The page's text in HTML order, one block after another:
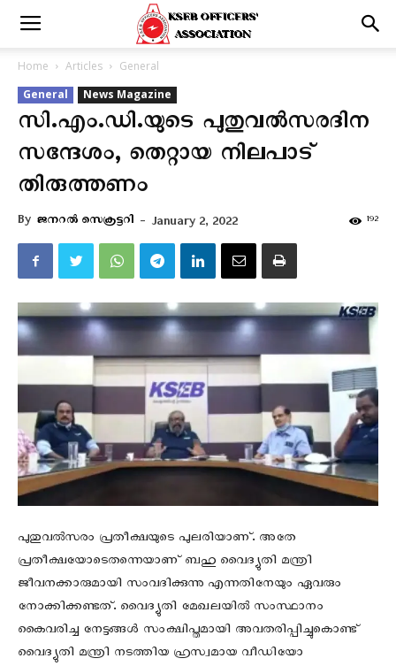
Home Articles
General
General
News Magazine
സി.എം.ഡി.യുടെ പുതുവല്‍സരദിന
സന്ദേശം, തെറ്റായ നിലപാട്
തിരുത്തണം
By ജനറല്‍ സെക്രട്ടറി - January 2, 2022 192
പുതുവല്‍സരം പ്രതീക്ഷയുടെ പുലരിയാണ്. അതേ
പ്രതീക്ഷയോടെതന്നെയാണ് ബഹു വൈദ്യുതി മന്ത്രി
ജീവനക്കാരുമായി സംവദിക്കുന്നു എന്നതിനേയും ഏവരും
നോക്കിക്കണ്ടത്. വൈദ്യുതി മേഖലയില്‍ സംസ്ഥാനം
കൈവരിച്ച നേട്ടങ്ങള്‍ സംക്ഷിപ്തമായി അവതരിപ്പിച്ചുകൊണ്ട്
വൈദ്യുതി മന്ത്രി നടത്തിയ ഹ്രസ്വമായ വീഡിയോ